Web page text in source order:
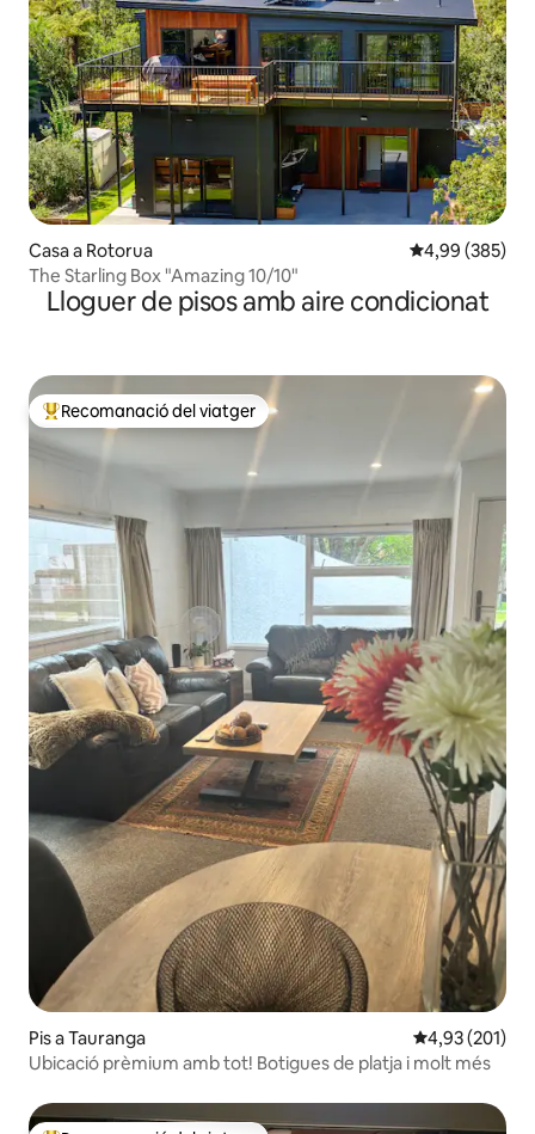
Casa a Rotorua 4,99 de
4,99 (385)
The Starling Box "Amazing 10/10"
Lloguer de pisos amb aire condicionat
Principals recomanacions dels viatgers
Recomanació del viatger
Pis a Tauranga 4,93 de
4,93 (201)
Ubicació prèmium amb tot! Botigues de platja i molt més